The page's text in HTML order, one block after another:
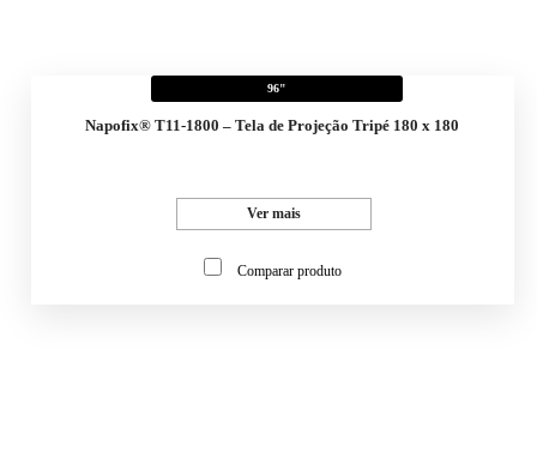
96"
Napofix® T11-1800 – Tela de Projeção Tripé 180 x 180
Ver mais
Comparar produto